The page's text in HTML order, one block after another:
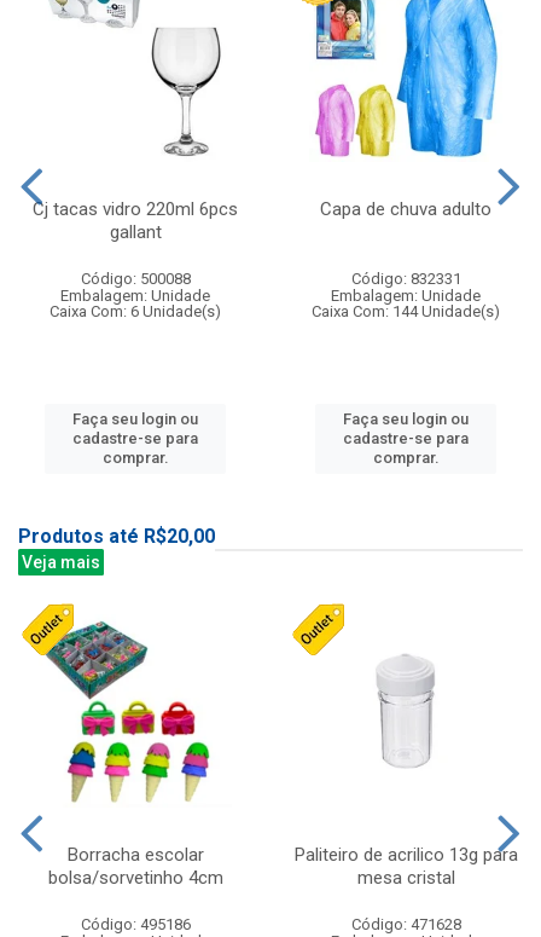
Cj tacas vidro 220ml 6pcs
gallant
Código: 500088
Embalagem: Unidade
Caixa Com: 6 Unidade(s)
Faça seu login ou
cadastre-se para
comprar.
Capa de chuva adulto
Código: 832331
Embalagem: Unidade
Caixa Com: 144 Unidade(s)
Faça seu login ou
cadastre-se para
comprar.
Produtos até R$20,00
Veja mais
Borracha escolar
bolsa/sorvetinho 4cm
Código: 495186
Paliteiro de acrilico 13g para
mesa cristal
Código: 471628